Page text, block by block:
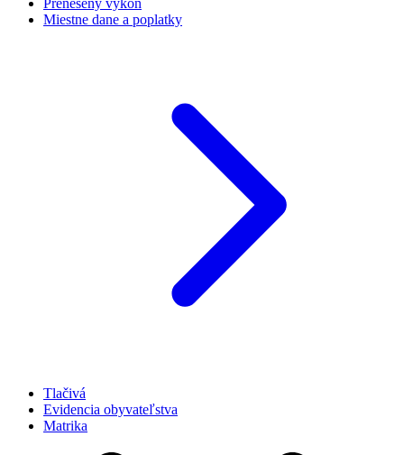
Prenesený výkon
Miestne dane a poplatky
Tlačivá
Evidencia obyvateľstva
Matrika